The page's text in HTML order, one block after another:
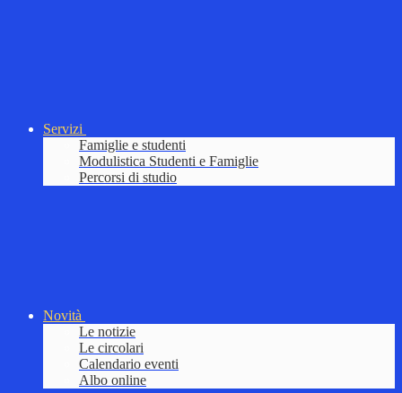
Servizi
Famiglie e studenti
Modulistica Studenti e Famiglie
Percorsi di studio
Novità
Le notizie
Le circolari
Calendario eventi
Albo online